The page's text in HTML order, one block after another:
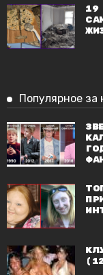
19
Популярное за